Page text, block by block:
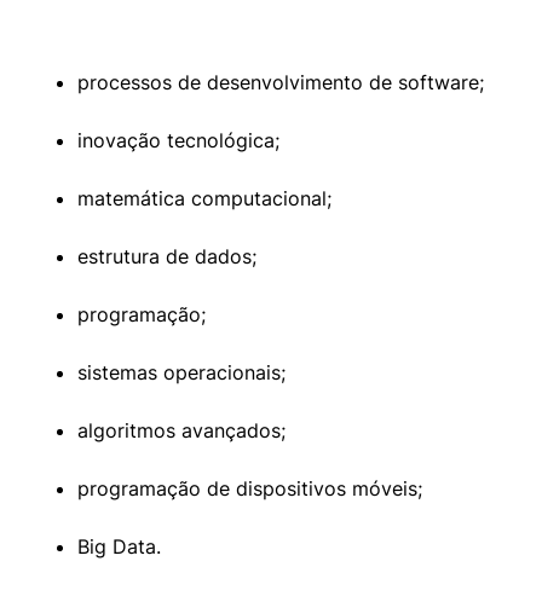
processos de desenvolvimento de software;
inovação tecnológica;
matemática computacional;
estrutura de dados;
programação;
sistemas operacionais;
algoritmos avançados;
programação de dispositivos móveis;
Big Data.